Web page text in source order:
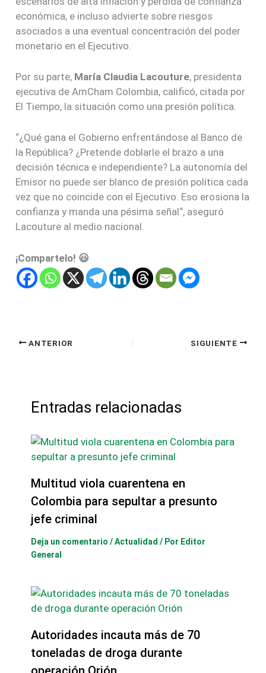
económica, e incluso advierte sobre riesgos
asociados a una eventual concentración del poder
monetario en el Ejecutivo.
Por su parte, María Claudia Lacouture, presidenta
ejecutiva de AmCham Colombia, calificó, citada por
El Tiempo, la situación como una presión política.
“¿Qué gana el Gobierno enfrentándose al Banco de
la República? ¿Pretende doblarle el brazo a una
decisión técnica e independiente? La autonomía del
Emisor no puede ser blanco de presión política cada
vez que no coincide con el Ejecutivo. Eso erosiona la
confianza y manda una pésima señal“, aseguró
Lacouture al medio nacional.
¡Compartelo! 😃
ANTERIOR SIGUIENTE
Entradas relacionadas
Multitud viola cuarentena en
Colombia para sepultar a presunto
jefe criminal
Deja un comentario /Actualidad / Por Editor
General
Autoridades incauta más de 70
toneladas de droga durante